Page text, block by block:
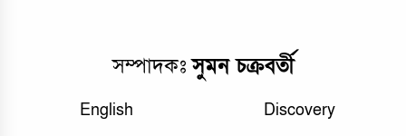
সম্পাদকঃসুমন চক্রবর্তী
English Discovery